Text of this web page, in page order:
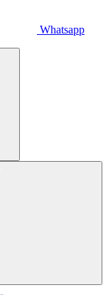
Whatsapp